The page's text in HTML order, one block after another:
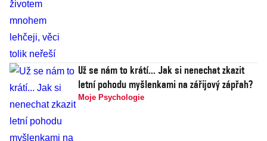
Už se nám to krátí... Jak si nenechat zkazit
letní pohodu myšlenkami na zářijový zápřah?
Moje Psychologie